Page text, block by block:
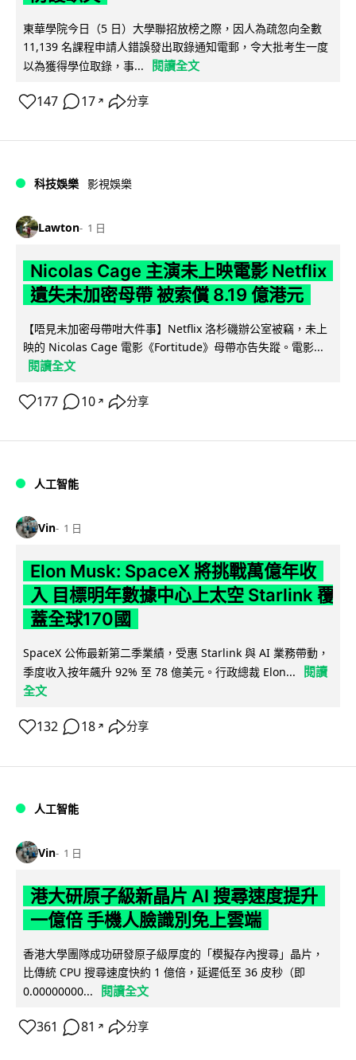
東華學院今日（5 日）大學聯招放榜之際，因人為疏忽向全數
11,139 名課程申請人錯誤發出取錄通知電郵，令大批考生一度
以為獲得學位取錄，事...
閱讀全文
147 17 ↗ 分享
科技娛樂 影視娛樂
Lawton 1 日
Nicolas Cage 主演未上映電影 Netflix
遺失未加密母帶 被索償 8.19 億港元
【唔見未加密母帶咁大件事】Netflix 洛杉磯辦公室被竊，未上
映的 Nicolas Cage 電影《Fortitude》母帶亦告失蹤。電影...
閱讀全文
177 10 ↗ 分享
人工智能
Vin 1 日
Elon Musk: SpaceX 將挑戰萬億年收
入 目標明年數據中心上太空 Starlink 覆
蓋全球170國
SpaceX 公佈最新第二季業績，受惠 Starlink 與 AI 業務帶動，
季度收入按年飆升 92% 至 78 億美元。行政總裁 Elon...
閱讀
全文
132 18 ↗ 分享
人工智能
Vin 1 日
港大研原子級新晶片 AI 搜尋速度提升
一億倍 手機人臉識別免上雲端
香港大學團隊成功研發原子級厚度的「模擬存內搜尋」晶片，
比傳統 CPU 搜尋速度快約 1 億倍，延遲低至 36 皮秒（即
0.00000000...
閱讀全文
361 81 ↗ 分享